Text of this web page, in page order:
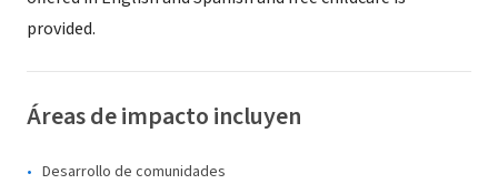
provided.
Áreas de impacto incluyen
Desarrollo de comunidades